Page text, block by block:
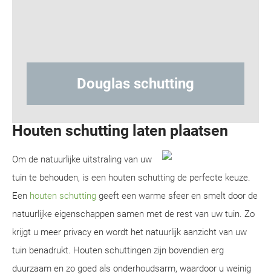
schutting
Houten schutting laten plaatsen
Om de natuurlijke uitstraling van uw
tuin te behouden, is een houten schutting de perfecte keuze.
Een houten schutting geeft een warme sfeer en smelt door de
natuurlijke eigenschappen samen met de rest van uw tuin. Zo
krijgt u meer privacy en wordt het natuurlijk aanzicht van uw
tuin benadrukt. Houten schuttingen zijn bovendien erg
duurzaam en zo goed als onderhoudsarm, waardoor u weinig